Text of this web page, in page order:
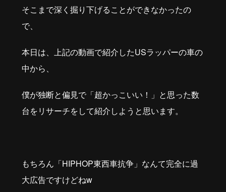
そこまで深く掘り下げることができなかったの
で、
本日は、上記の動画で紹介したUSラッパーの車の
中から、
僕が独断と偏見で「超かっこいい！」と思った数
台をリサーチをして紹介しようと思います。
もちろん「HIPHOP東西車抗争」なんて完全に過
大広告ですけどねw